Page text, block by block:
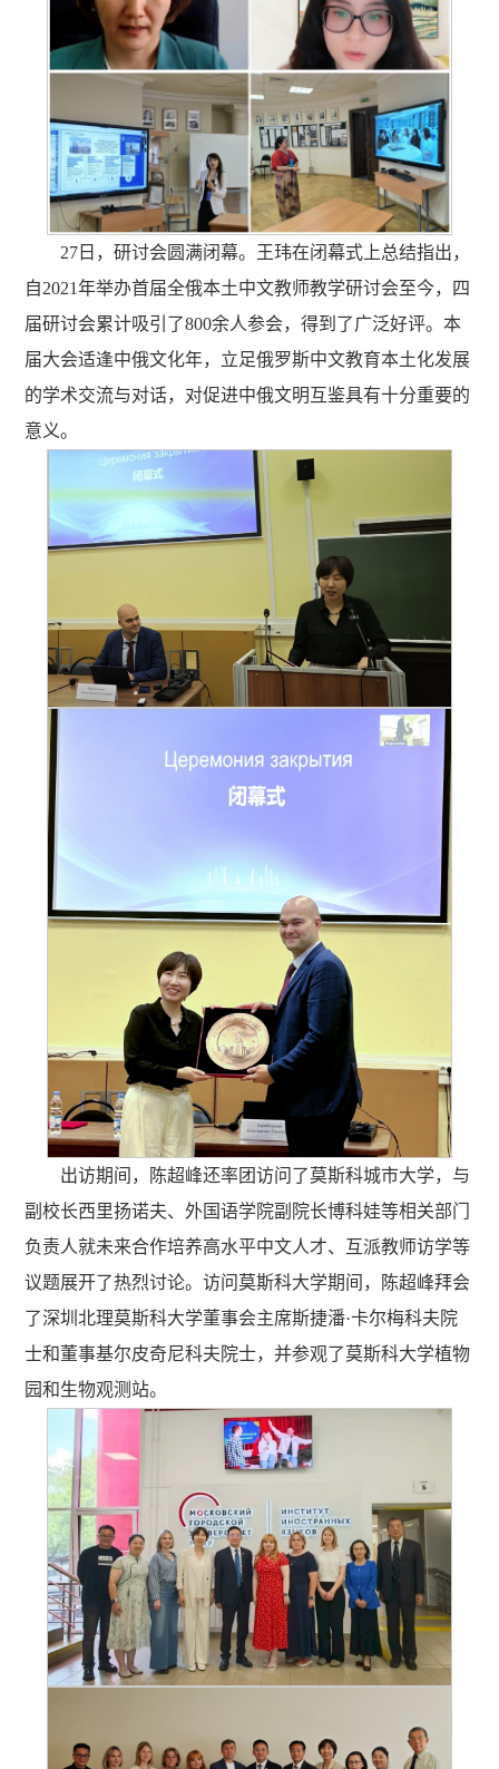
27日，研讨会圆满闭幕。王玮在闭幕式上总结指出，
自2021年举办首届全俄本土中文教师教学研讨会至今，四
届研讨会累计吸引了800余人参会，得到了广泛好评。本
届大会适逢中俄文化年，立足俄罗斯中文教育本土化发展
的学术交流与对话，对促进中俄文明互鉴具有十分重要的
意义。
出访期间，陈超峰还率团访问了莫斯科城市大学，与
副校长西里扬诺夫、外国语学院副院长博科娃等相关部门
负责人就未来合作培养高水平中文人才、互派教师访学等
议题展开了热烈讨论。访问莫斯科大学期间，陈超峰拜会
了深圳北理莫斯科大学董事会主席斯捷潘·卡尔梅科夫院
士和董事基尔皮奇尼科夫院士，并参观了莫斯科大学植物
园和生物观测站。